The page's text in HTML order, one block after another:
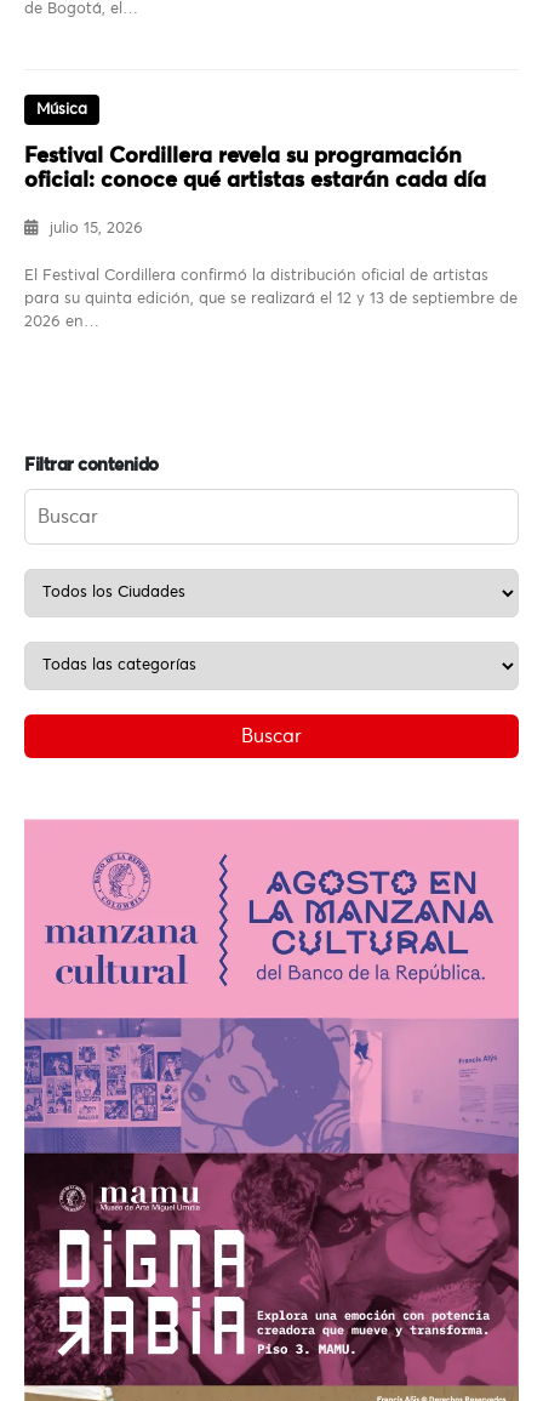
de Bogotá, el…
Música
Festival Cordillera revela su programación
oficial: conoce qué artistas estarán cada día
julio 15, 2026
El Festival Cordillera confirmó la distribución oficial de artistas
para su quinta edición, que se realizará el 12 y 13 de septiembre de
2026 en…
Filtrar contenido